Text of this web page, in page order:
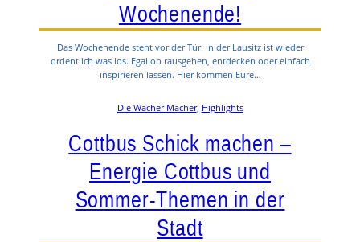
Wochenende!
Das Wochenende steht vor der Tür! In der Lausitz ist wieder
ordentlich was los. Egal ob rausgehen, entdecken oder einfach
inspirieren lassen. Hier kommen Eure…
Die Wacher Macher, Highlights
Cottbus Schick machen –
Energie Cottbus und
Sommer-Themen in der
Stadt